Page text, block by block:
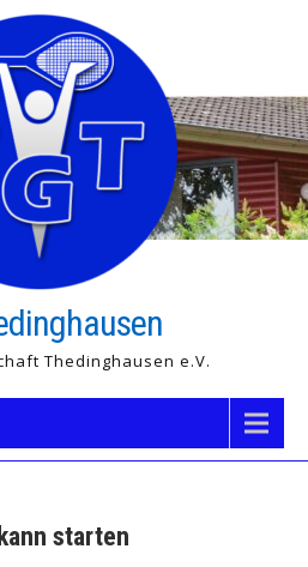
Thedinghausen e.V.
starten